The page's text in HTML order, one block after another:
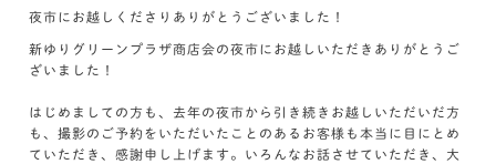
夜市にお越しくださりありがとうございました！
新ゆりグリーンプラザ商店会の夜市にお越しいただきありがとうご
ざいました！
はじめましての方も、去年の夜市から引き続きお越しいただいだ方
も、撮影のご予約をいただいたことのあるお客様も本当に目にとめ
ていただき、感謝申し上げます。いろんなお話させていただき、大